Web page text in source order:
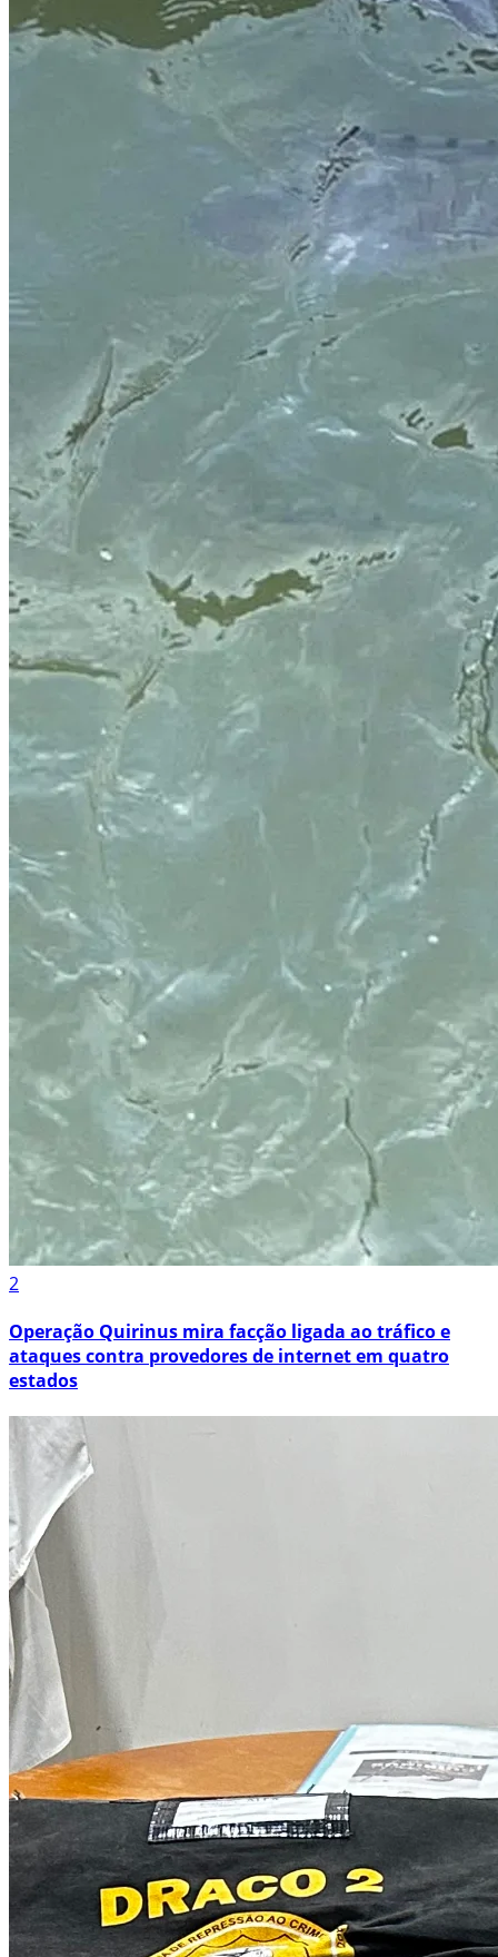
2
Operação Quirinus mira facção ligada ao tráfico e
ataques contra provedores de internet em quatro
estados